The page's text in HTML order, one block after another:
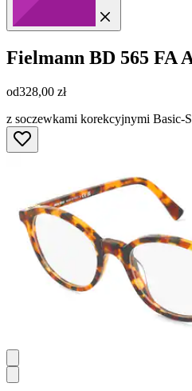
Fielmann BD 565 FA
od328,00 zł
z soczewkami korekcyjnymi Basic-